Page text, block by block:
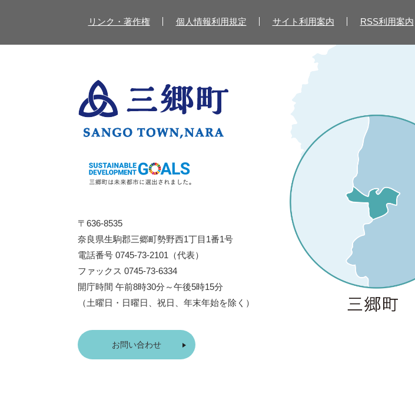
リンク・著作権 個人情報利用規定 サイト利用案内 RSS利用案内
〒636-8535
奈良県生駒郡三郷町勢野西1丁目1番1号
電話番号 0745-73-2101（代表）
ファックス 0745-73-6334
開庁時間 午前8時30分～午後5時15分
（土曜日・日曜日、祝日、年末年始を除く）
お問い合わせ